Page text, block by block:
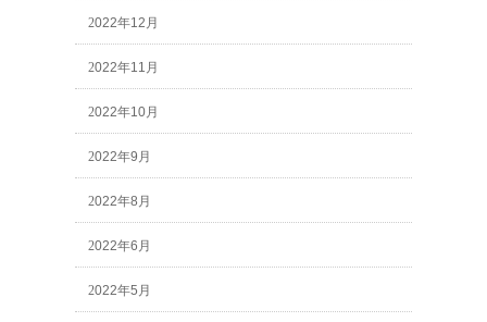
2022年12月
2022年11月
2022年10月
2022年9月
2022年8月
2022年6月
2022年5月